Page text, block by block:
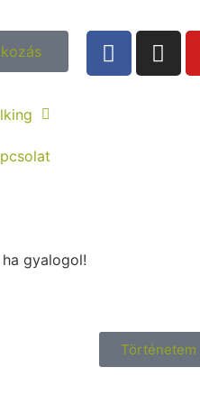
gyalogol!
Történetem